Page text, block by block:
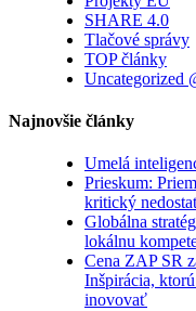
SHARE 4.0
Tlačové správy
TOP články
Uncategorized
Najnovšie články
Umelá
Prieskum:
kritický
Globálna
lokálnu
Cena ZAP SR
Inšpirácia,
inovovať